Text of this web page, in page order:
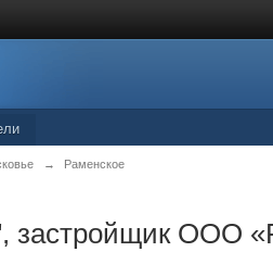
→ Раменское
застройщик ООО